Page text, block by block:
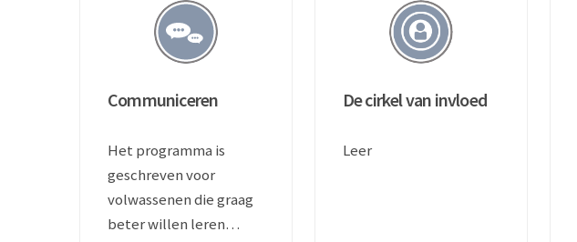
Communiceren
Het programma is
geschreven voor
volwassenen die graag
beter willen leren
De cirkel van invloed
Leer